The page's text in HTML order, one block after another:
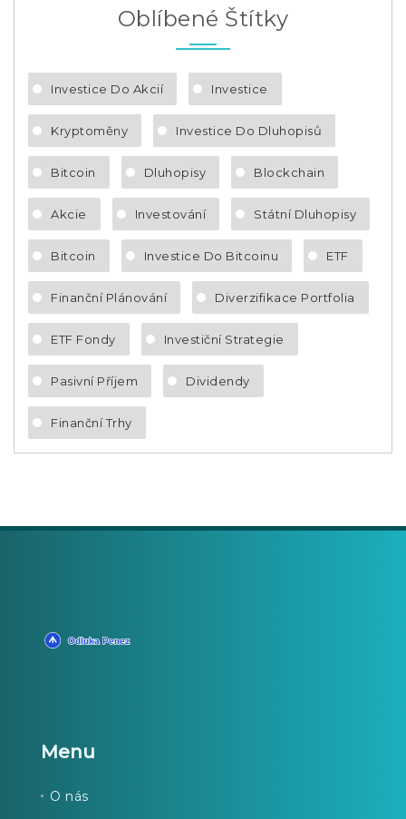
Oblíbené Štítky
Investice Do Akcií Investice
Kryptoměny Investice Do Dluhopisů
Bitcoin Dluhopisy Blockchain
Akcie Investování Státní Dluhopisy
Bitcoin Investice Do Bitcoinu ETF
Finanční Plánování Diverzifikace Portfolia
ETF Fondy Investiční Strategie
Pasivní Příjem Dividendy
Finanční Trhy
Menu
O nás